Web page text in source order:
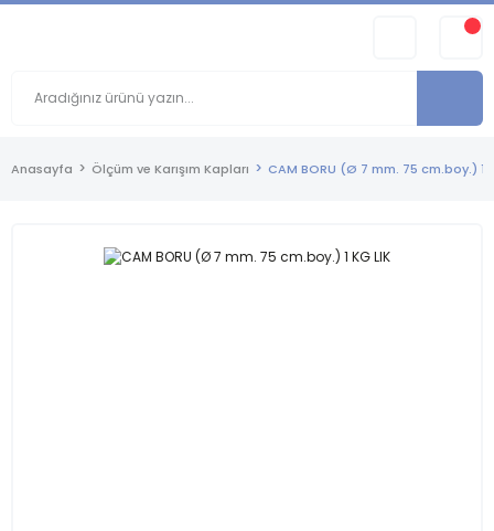
Anasayfa Ölçüm ve Karışım Kapları CAM BORU (Ø 7 mm. 75 cm.boy.) 1